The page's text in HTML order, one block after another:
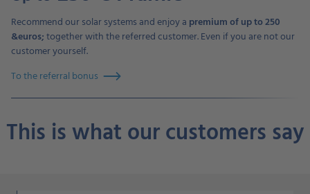
Recommend our solar systems and enjoy a premium of up to 250
&euros;together with the referred customer. Even if you are not our
customer yourself.
To the referral bonus
This is what our customers say